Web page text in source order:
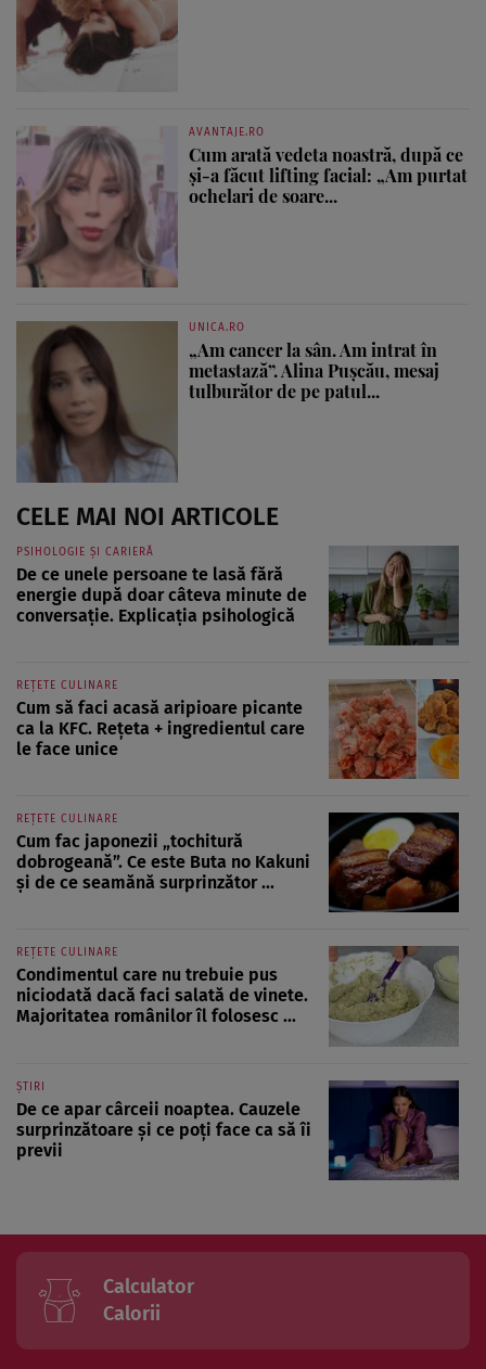
AVANTAJE.RO
Cum arată vedeta noastră, după ce
și-a făcut lifting facial: „Am purtat
ochelari de soare...
UNICA.RO
„Am cancer la sân. Am intrat în
metastază”. Alina Pușcău, mesaj
tulburător de pe patul...
CELE MAI NOI ARTICOLE
PSIHOLOGIE ȘI CARIERĂ
De ce unele persoane te lasă fără
energie după doar câteva minute de
conversație. Explicația psihologică
REȚETE CULINARE
Cum să faci acasă aripioare picante
ca la KFC. Rețeta + ingredientul care
le face unice
REȚETE CULINARE
Cum fac japonezii „tochitură
dobrogeană”. Ce este Buta no Kakuni
și de ce seamănă surprinzător ...
REȚETE CULINARE
Condimentul care nu trebuie pus
niciodată dacă faci salată de vinete.
Majoritatea românilor îl folosesc ...
ȘTIRI
De ce apar cârceii noaptea. Cauzele
surprinzătoare și ce poți face ca să îi
previi
Calculator
Calorii